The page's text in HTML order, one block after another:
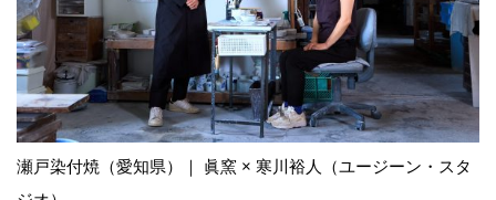
瀬戸染付焼（愛知県）｜ 眞窯 × 寒川裕⼈（ユージーン・スタ